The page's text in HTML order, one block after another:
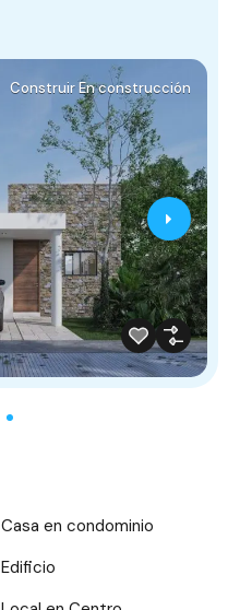
Construir En construcción
Casa en condominio
Edificio